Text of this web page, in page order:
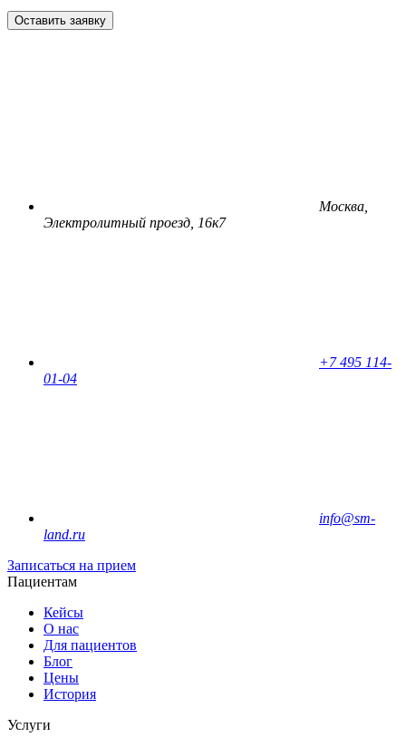
Оставить заявку
Москва,
Электролитный проезд, 16к7
+7 495 114-
01-04
info@sm-
land.ru
Записаться на прием
Пациентам
Кейсы
О нас
Для пациентов
Блог
Цены
История
Услуги